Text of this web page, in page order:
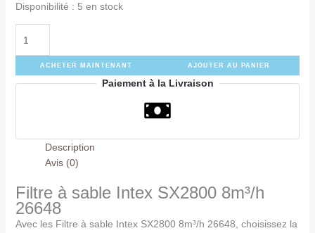
Disponibilité : 5 en stock
ACHETER MAINTENANT AJOUTER AU PANIER
Paiement à la Livraison
Description
Avis (0)
Filtre à sable Intex SX2800 8m³/h
26648
Avec les Filtre à sable Intex SX2800 8m³/h 26648, choisissez la